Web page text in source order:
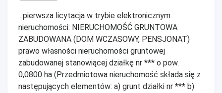
...pierwsza licytacja w trybie elektronicznym
nieruchomości: NIERUCHOMOŚĆ GRUNTOWA
ZABUDOWANA (DOM WCZASOWY, PENSJONAT)
prawo własności nieruchomości gruntowej
zabudowanej stanowiącej działkę nr *** o pow.
0,0800 ha (Przedmiotowa nieruchomość składa się z
następujących elementów: a) grunt działki nr *** b)